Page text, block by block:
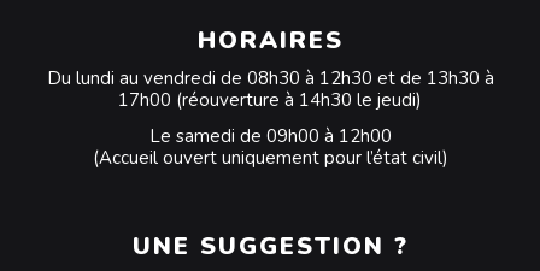
HORAIRES
Du lundi au vendredi de 08h30 à 12h30 et de 13h30 à
17h00 (réouverture à 14h30 le jeudi)
Le samedi de 09h00 à 12h00
(Accueil ouvert uniquement pour l’état civil)
UNE SUGGESTION ?